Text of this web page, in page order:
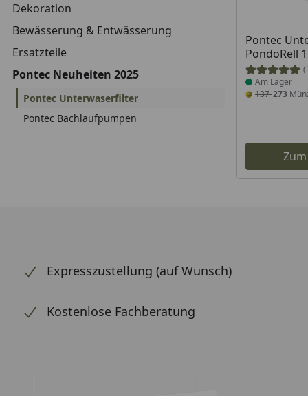
Dekoration
Bewässerung & Entwässerung
Ersatzteile
Pontec Neuheiten 2025
Pontec Unterwaserfilter
Pontec Bachlaufpumpen
Pontec
PondoRell
Produkt
Am Lager
137273
Expresszustellung (auf Wunsch)
Kostenlose Fachberatung